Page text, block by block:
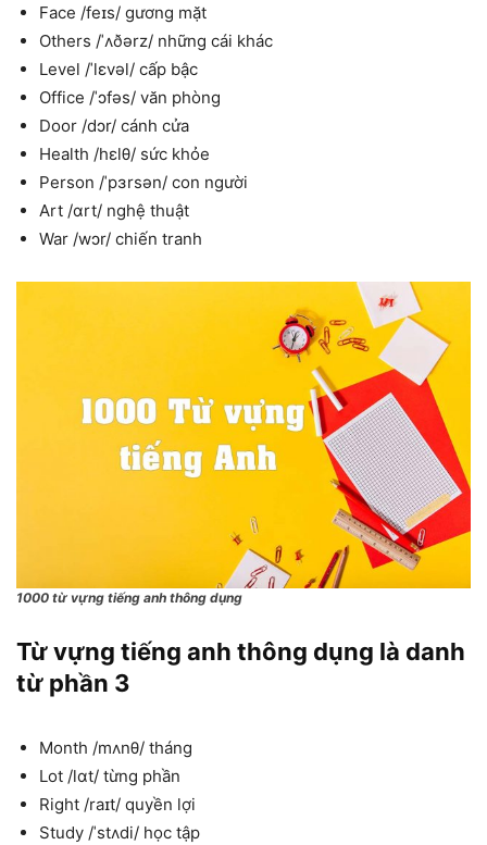
Face /feɪs/ gương mặt
Others /ˈʌðərz/ những cái khác
Level /ˈlɛvəl/ cấp bậc
Office /ˈɔfəs/ văn phòng
Door /dɔr/ cánh cửa
Health /hɛlθ/ sức khỏe
Person /ˈpɜrsən/ con người
Art /ɑrt/ nghệ thuật
War /wɔr/ chiến tranh
1000 từ vựng tiếng anh thông dụng
Từ vựng tiếng anh thông dụng là danh
từ phần 3
Month /mʌnθ/ tháng
Lot /lɑt/ từng phần
Right /raɪt/ quyền lợi
Study /ˈstʌdi/ học tập